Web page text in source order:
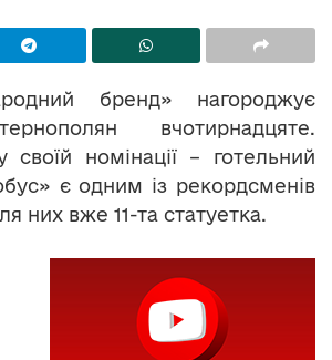
бренд» нагороджує
вчотирнадцяте.
номінації – готельний
є одним із рекордсменів
них вже 11-та статуетка.